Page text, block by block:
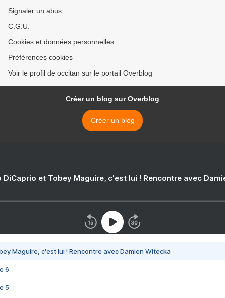
Signaler un abus
C.G.U.
Cookies et données personnelles
Préférences cookies
Voir le profil de occitan sur le portail Overblog
Créer un blog sur Overblog
Créer un blog
DiCaprio et Tobey Maguire, c'est lui ! Rencontre avec
Maguire, c'est lui ! Rencontre avec Damien Witecka
6
5